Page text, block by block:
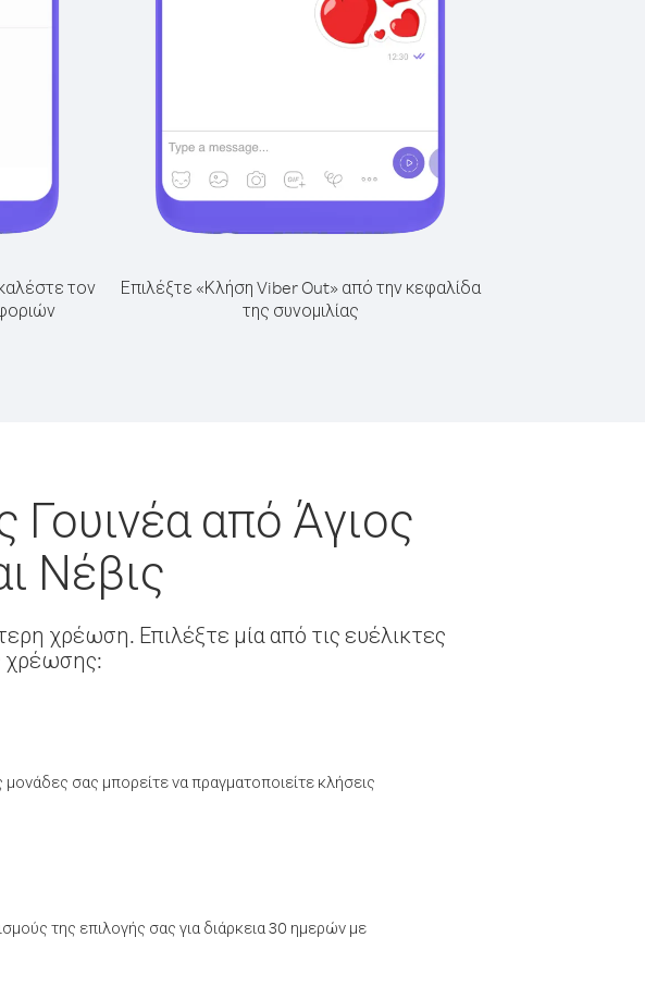
τον
Επιλέξτε «Κλήση Viber Out» από την κεφαλίδα
της συνομιλίας
Γουινέα από Άγιος
Νέβις
χρέωση. Επιλέξτε μία από τις ευέλικτες
χρέωσης:
σας μπορείτε να πραγματοποιείτε κλήσεις
της επιλογής σας για διάρκεια 30 ημερών με